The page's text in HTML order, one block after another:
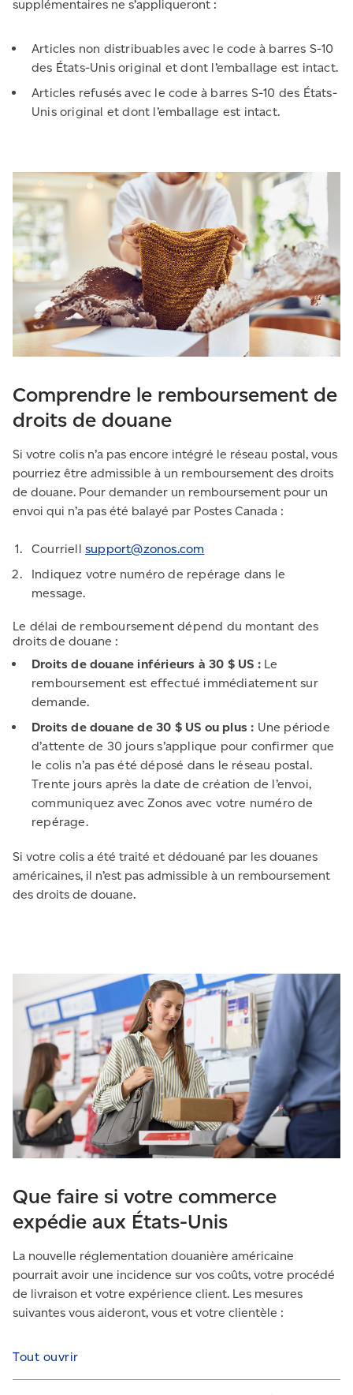
supplémentaires ne s’appliqueront :
Articles non distribuables avec le code à barres S-10
des États-Unis original et dont l’emballage est intact.
Articles refusés avec le code à barres S-10 des États-
Unis original et dont l’emballage est intact.
Comprendre le remboursement de
droits de douane
Si votre colis n’a pas encore intégré le réseau postal, vous
pourriez être admissible à un remboursement des droits
de douane. Pour demander un remboursement pour un
envoi qui n’a pas été balayé par Postes Canada :
Courriell support@zonos.com
Indiquez votre numéro de repérage dans le
message.
Le délai de remboursement dépend du montant des
droits de douane :
Droits de douane inférieurs à 30 $ US :Le
remboursement est effectué immédiatement sur
demande.
Droits de douane de 30 $ US ou plus : Une période
d’attente de 30 jours s’applique pour confirmer que
le colis n’a pas été déposé dans le réseau postal.
Trente jours après la date de création de l’envoi,
communiquez avec Zonos avec votre numéro de
repérage.
Si votre colis a été traité et dédouané par les douanes
américaines, il n’est pas admissible à un remboursement
des droits de douane.
Que faire si votre commerce
expédie aux États-Unis
La nouvelle réglementation douanière américaine
pourrait avoir une incidence sur vos coûts, votre procédé
de livraison et votre expérience client. Les mesures
suivantes vous aideront, vous et votre clientèle :
Tout ouvrir